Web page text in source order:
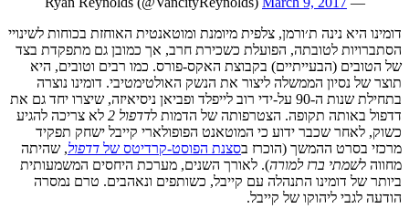
דומינו היא נינה ת׳ורמן, צלפית מיומנת ומוטאנטית האוחזת בכוחות לשינויי
הסתברויות לטובתה, הפועלת כשכירת חרב, אך כמובן גם מתפקדת בצד
של הטובים (הבעייתיים) בקבוצת האקס-פורס. כמו רבים וטובים, היא
תוצר של נסיון הממשלה ליצור את הנשק האולטימטיבי. דומינו נוצרה
בתחילת שנות ה-90 על-ידי רוב לייפלד ופביאן ניסיאיזה, שיצרו יחד גם את
דדפול באותה תקופה. הצטרפותה של הדמות לדדפול 2
לא צריכה להגיע
כשוק, לאחר שכבר ידוע כי המוטאנט הפופולארי קייבל ישחק תפקיד
מרכזי בסרט ההמשך (הוכרז בסצנת הפוסט-קרדיטס של דדפול, שהיתה
מחווה לשמתי ברז למורה). לאורך השנים, מערכת היחסים המשמעותית
ביותר של דומינו התנהלה עם קייבל, כשותפים ונאהבים. טרם נמסרה
הודעה לגבי ליהוקו של קייבל.